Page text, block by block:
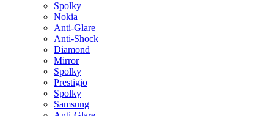
Spolky
Nokia
Anti-Glare
Anti-Shock
Diamond
Mirror
Spolky
Prestigio
Spolky
Samsung